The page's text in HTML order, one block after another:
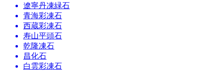
遼寧丹凍緑石
青海彩凍石
西蔵彩凍石
寿山平頭石
乾隆凍石
昌化石
白雲彩凍石